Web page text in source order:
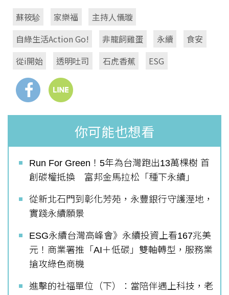
蘇筱駗 家樂福
主持人儀璇
自綠生活Action Go!
非籠飼雞蛋 永續
食安
從i開始
透明吐司 石虎香蕉 ESG
你可能也想看
Run For Green！5年為台灣跑出13萬棵樹 首
創碳權抵換 富邦金馬拉松「種下永續」
從新北石門到彰化芳苑，永豐銀行守護溼地，
實踐永續願景
ESG永續台灣高峰會》永續投資上看167兆美
元！商業署推「AI＋低碳」雙軸轉型，服務業
搶攻綠色商機
進擊的社福單位（下）：當陪伴遇上科技，老